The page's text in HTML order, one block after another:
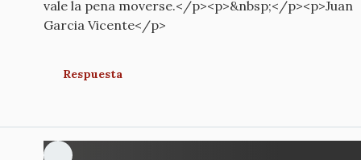
vale la pena moverse.</p><p>&nbsp;</p><p>Juan
Garcia Vicente</p>
Respuesta